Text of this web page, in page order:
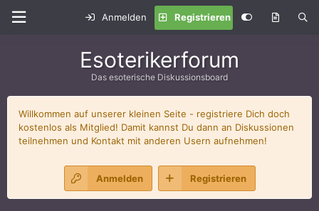
Anmelden Registrieren
Esoterikerforum
Das esoterische Diskussionsboard
Willkommen auf unserer kleinen Seite - registriere Dich doch
kostenlos als Mitglied! Damit kannst Du dann an Diskussionen
teilnehmen und Kontakt mit anderen Usern aufnehmen!
Anmelden Registrieren